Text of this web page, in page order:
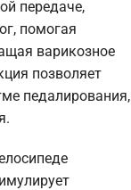
передаче,
помогая
варикозное
позволяет
педалирования,